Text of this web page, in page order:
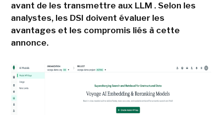
avant de les transmettre aux LLM . Selon les
analystes, les DSI doivent évaluer les
avantages et les compromis liés à cette
annonce.